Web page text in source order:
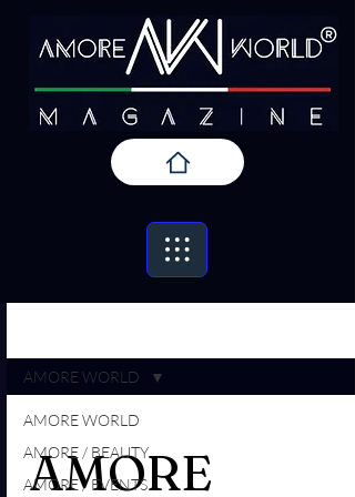
AMORE WORLD
AMORE / BEAUTY
AMORE / EVENTS
AMORE WORLD
AMORE